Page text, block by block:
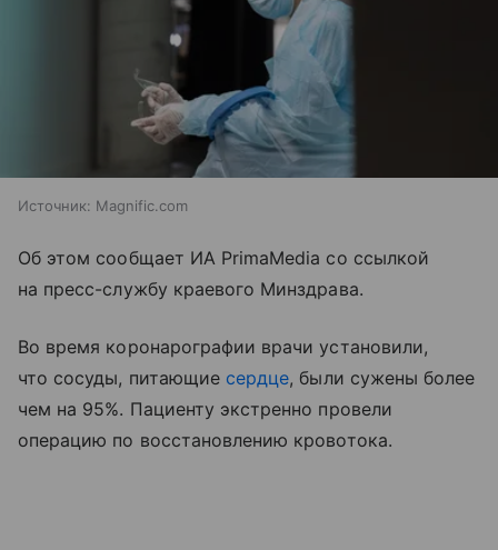
Источник: Magnific.com
Об этом сообщает ИА PrimaMedia со ссылкой
на пресс-службу краевого Минздрава.
Во время коронарографии врачи установили,
что сосуды, питающие сердце, были сужены более
чем на 95%. Пациенту экстренно провели
операцию по восстановлению кровотока.